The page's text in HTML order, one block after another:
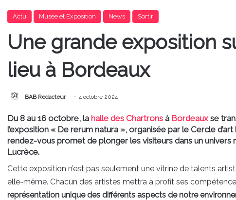
Actu Musée et Exposition News Sortir
Une grande exposition
lieu à Bordeaux
BAB Redacteur 4 octobre 2024
Du 8 au 16 octobre, la halle des Chartrons à Bordeaux se
l’exposition « De rerum natura », organisée par le Cercle
rendez-vous promet de plonger les visiteurs dans un
Lucrèce.
Cette exposition n’est pas seulement une vitrine de talents
elle-même. Chacun des artistes mettra à profit ses
représentation unique des différents aspects de notre